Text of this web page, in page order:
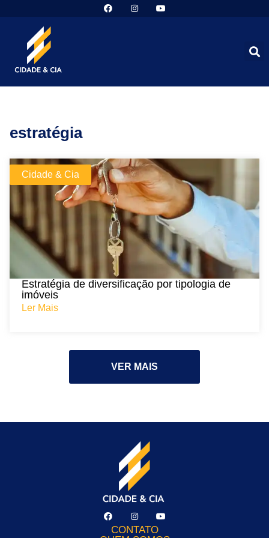
estratégia
Cidade & Cia
Estratégia de diversificação por tipologia de
imóveis
Ler Mais
VER MAIS
CONTATO